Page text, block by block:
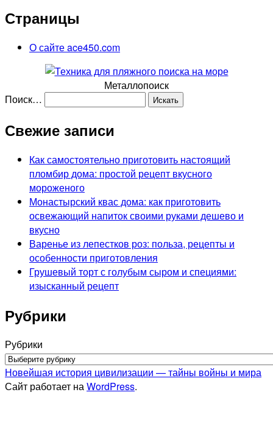
Страницы
О сайте ace450.com
Металлопоиск
Поиск…
Свежие записи
Как самостоятельно приготовить настоящий
пломбир дома: простой рецепт вкусного
мороженого
Монастырский квас дома: как приготовить
освежающий напиток своими руками дешево и
вкусно
Варенье из лепестков роз: польза, рецепты и
особенности приготовления
Грушевый торт с голубым сыром и специями:
изысканный рецепт
Рубрики
Рубрики
Новейшая история цивилизации — тайны войны и мира
Сайт работает наWordPress.